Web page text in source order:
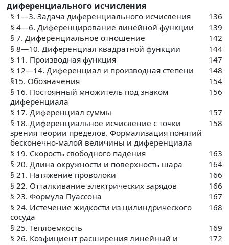
диференциального исчисления
§ 1—3. Задача диференциального исчисления
136
§ 4—6. Диференцирование линейной функции
139
§ 7. Диференциальное отношение
142
§ 8—10. Диференциал квадратной функции
144
§ 11. Производная функция
147
§ 12—14. Диференциал и производная степени
148
§15. Обозначения
154
§ 16. Постоянный множитель под знаком
диференциала
156
§ 17. Диференциал суммы
157
§ 18. Диференциальное исчисление с точки
зрения теории пределов. Формализация понятий
бесконечно-малой величины и диференциала
158
§ 19. Скорость свободного падения
163
§ 20. Длина окружности и поверхность шара
164
§ 21. Натяжение проволоки
166
§ 22. Отталкивание электрических зарядов
166
§ 23. Формула Пуассона
167
§ 24. Истечение жидкости из цилиндрического
сосуда
168
§ 25. Теплоемкость
169
§ 26. Коэфициент расширения линейный и
172